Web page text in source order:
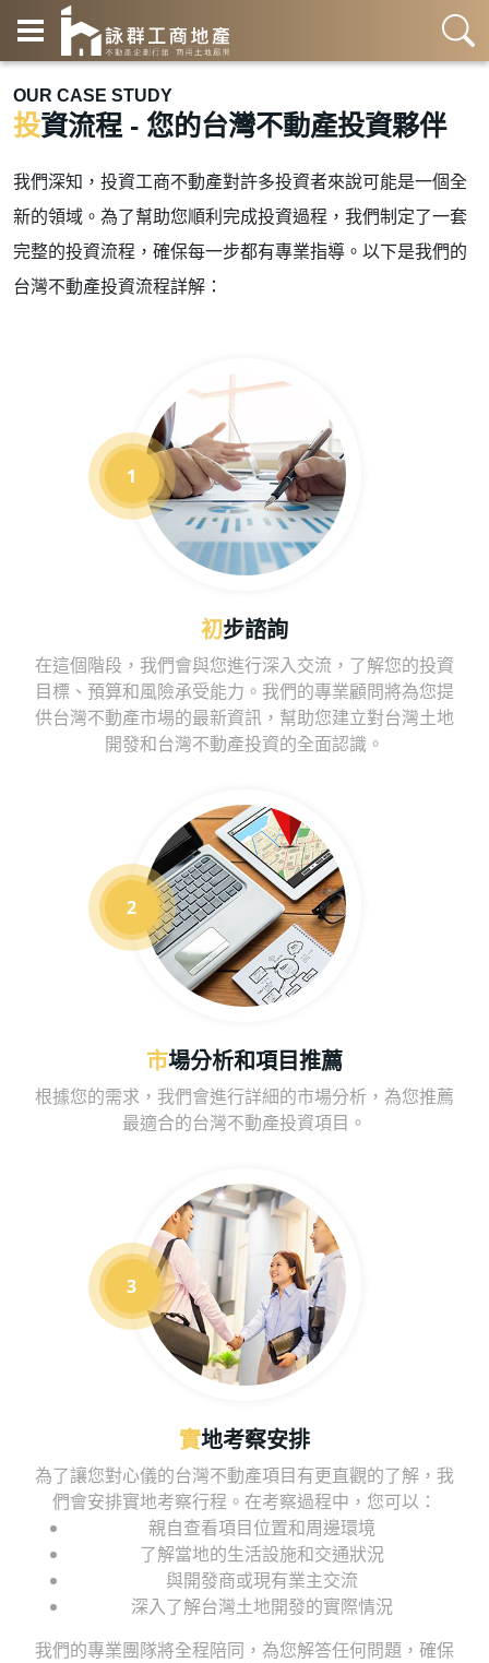
OUR CASE STUDY
投資流程 - 您的台灣不動產投資夥伴
我們深知，投資工商不動產對許多投資者來說可能是一個全
新的領域。為了幫助您順利完成投資過程，我們制定了一套
完整的投資流程，確保每一步都有專業指導。以下是我們的
台灣不動產投資流程詳解：
初步諮詢
在這個階段，我們會與您進行深入交流，了解您的投資
目標、預算和風險承受能力。我們的專業顧問將為您提
供台灣不動產市場的最新資訊，幫助您建立對台灣土地
開發和台灣不動產投資的全面認識。
市場分析和項目推薦
根據您的需求，我們會進行詳細的市場分析，為您推薦
最適合的台灣不動產投資項目。
實地考察安排
為了讓您對心儀的台灣不動產項目有更直觀的了解，我
們會安排實地考察行程。在考察過程中，您可以：
親自查看項目位置和周邊環境
了解當地的生活設施和交通狀況
與開發商或現有業主交流
深入了解台灣土地開發的實際情況
我們的專業團隊將全程陪同，為您解答任何問題，確保